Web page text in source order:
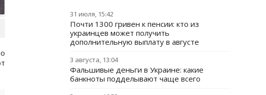
31 июля, 15:42
Почти 1300 гривен к пенсии: кто из
украинцев может получить
дополнительную выплату в августе
3 августа, 13:04
Фальшивые деньги в Украине: какие
банкноты подделывают чаще всего